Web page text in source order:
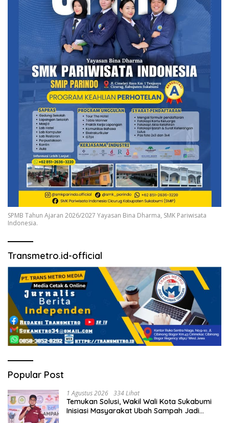
SPMB Tahun Ajaran 2026/2027 Yayasan Bina Dharma, SMK Pariwisata
Indonesia.
Transmetro.id-official
Popular Post
1 Agustus 2026 334 Lihat
Temukan Solusi, Wakil Wali Kota Sukabumi
Inisiasi Masyarakat Ubah Sampah Jadi